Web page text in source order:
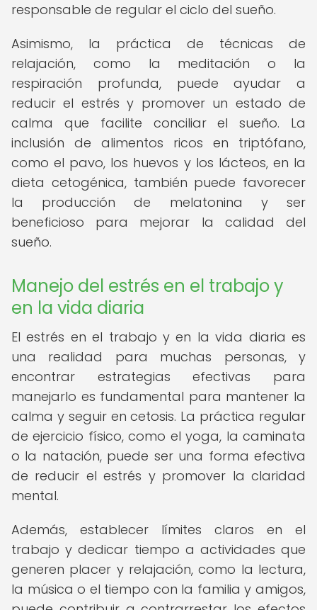
responsable de regular el ciclo del sueño.
Asimismo, la práctica de técnicas de
relajación, como la meditación o la
respiración profunda, puede ayudar a
reducir el estrés y promover un estado de
calma que facilite conciliar el sueño. La
inclusión de alimentos ricos en triptófano,
como el pavo, los huevos y los lácteos, en la
dieta cetogénica, también puede favorecer
la producción de melatonina y ser
beneficioso para mejorar la calidad del
sueño.
Manejo del estrés en el trabajo y
en la vida diaria
El estrés en el trabajo y en la vida diaria es
una realidad para muchas personas, y
encontrar estrategias efectivas para
manejarlo es fundamental para mantener la
calma y seguir en cetosis. La práctica regular
de ejercicio físico, como el yoga, la caminata
o la natación, puede ser una forma efectiva
de reducir el estrés y promover la claridad
mental.
Además, establecer límites claros en el
trabajo y dedicar tiempo a actividades que
generen placer y relajación, como la lectura,
la música o el tiempo con la familia y amigos,